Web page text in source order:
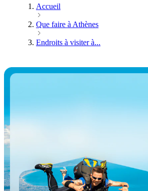
Accueil
Que faire à Athènes
Endroits à visiter à...